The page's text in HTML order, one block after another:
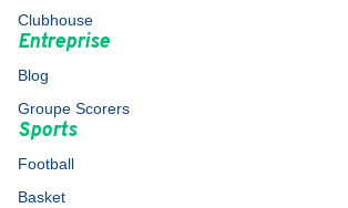
Clubhouse
Entreprise
Blog
Groupe Scorers
Sports
Football
Basket